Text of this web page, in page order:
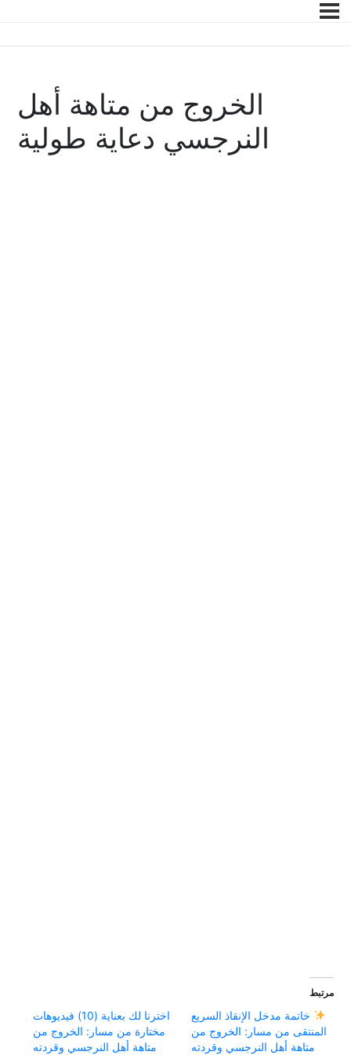
الخروج من متاهة أهل
النرجسي دعاية طولية
مرتبط
خاتمة مدخل الإنقاذ السريع
المنتقى من مسار: الخروج من
متاهة أهل النرجسي وقردته
اخترنا لك بعناية (10) فيديوهات
مختارة من مسار: الخروج من
متاهة أهل النرجسي وقردته